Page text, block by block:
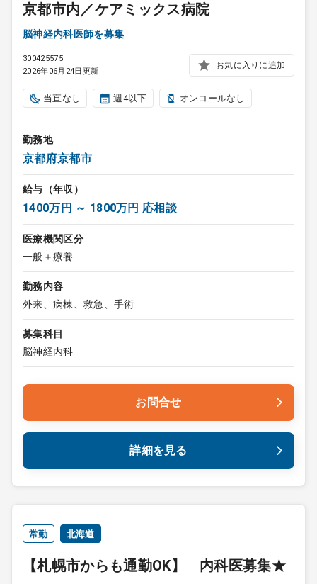
京都市内／ケアミックス病院
脳神経内科医師を募集
300425575
2026年06月24日更新
お気に入りに追加
当直なし 週4以下 オンコールなし
勤務地
京都府京都市
給与（年収）
1400万円 ～ 1800万円 応相談
医療機関区分
一般＋療養
勤務内容
外来、病棟、救急、手術
募集科目
脳神経内科
お問合せ
詳細を見る
常勤 北海道
【札幌市からも通勤OK】 内科医募集★